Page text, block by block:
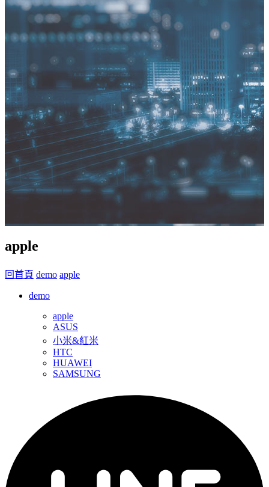
apple
回首頁 demo apple
demo
apple
ASUS
小米&紅米
HTC
HUAWEI
SAMSUNG